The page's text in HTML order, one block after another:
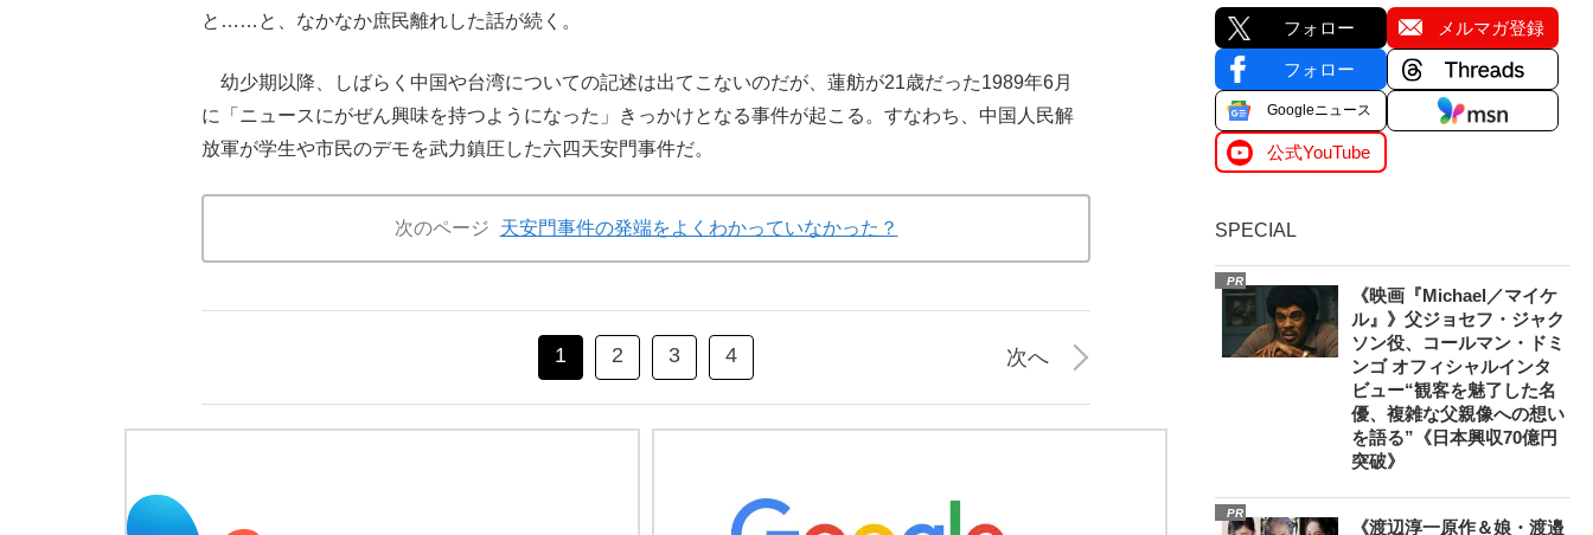
と……と、なかなか庶民離れした話が続く。
幼少期以降、しばらく中国や台湾についての記述は出てこないのだが、蓮舫が21歳だった1989年6月
に「ニュースにがぜん興味を持つようになった」きっかけとなる事件が起こる。すなわち、中国人民解
放軍が学生や市民のデモを武力鎮圧した六四天安門事件だ。
次のページ 天安門事件の発端をよくわかっていなかった？
1 2 3 4 次へ
フォロー メルマガ登録
フォロー
Googleニュース
公式YouTube
SPECIAL
PR
《映画『Michael／マイケ
ル』》父ジョセフ・ジャク
ソン役、コールマン・ドミ
ンゴ オフィシャルインタ
ビュー“観客を魅了した名
優、複雑な父親像への想い
を語る”《日本興収70億円
突破》
PR
《渡辺淳一原作＆娘・渡邉